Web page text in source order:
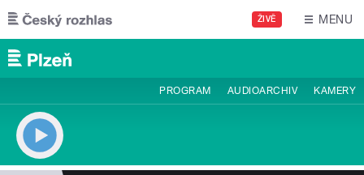
Přejít k hlavnímu obsahu
ŽIVĚ MENU
PROGRAM AUDIOARCHIV KAMERY